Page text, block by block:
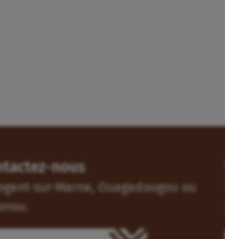
nous
sur-Marne, Ouagadougou ou